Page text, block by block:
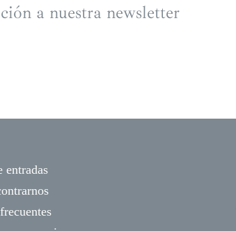
a nuestra newsletter
entradas